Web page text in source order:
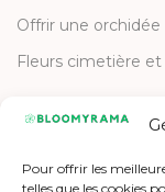
Pour offrir les
telles que les cookies
Offrir une orchidée
Fleurs cimetière et
Contactez-nous